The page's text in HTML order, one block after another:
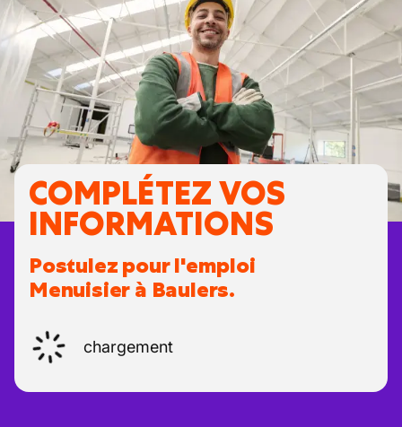
COMPLÉTEZ VOS
INFORMATIONS
Postulez pour l'emploi
Menuisier à Baulers.
chargement